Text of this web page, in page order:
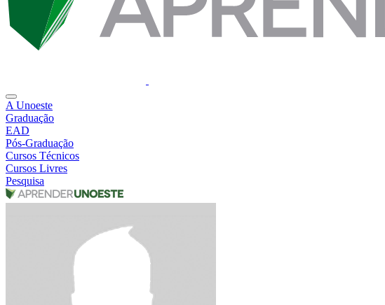
A Unoeste
Graduação
EAD
Pós-Graduação
Cursos Técnicos
Cursos Livres
Pesquisa